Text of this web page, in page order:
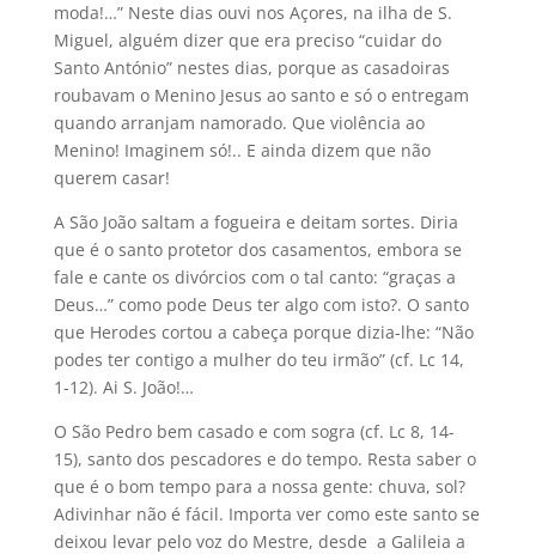
moda!…” Neste dias ouvi nos Açores, na ilha de S.
Miguel, alguém dizer que era preciso “cuidar do
Santo António” nestes dias, porque as casadoiras
roubavam o Menino Jesus ao santo e só o entregam
quando arranjam namorado. Que violência ao
Menino! Imaginem só!.. E ainda dizem que não
querem casar!
A São João saltam a fogueira e deitam sortes. Diria
que é o santo protetor dos casamentos, embora se
fale e cante os divórcios com o tal canto: “graças a
Deus…” como pode Deus ter algo com isto?. O santo
que Herodes cortou a cabeça porque dizia-lhe: “Não
podes ter contigo a mulher do teu irmão” (cf. Lc 14,
1-12). Ai S. João!…
O São Pedro bem casado e com sogra (cf. Lc 8, 14-
15), santo dos pescadores e do tempo. Resta saber o
que é o bom tempo para a nossa gente: chuva, sol?
Adivinhar não é fácil. Importa ver como este santo se
deixou levar pelo voz do Mestre, desde a Galileia a